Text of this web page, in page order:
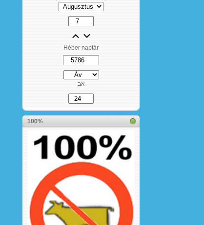
Héber naptár
אב
100%